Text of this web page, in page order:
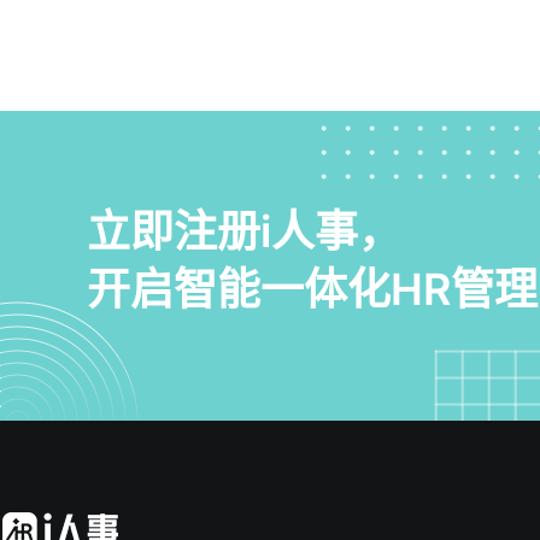
与指标权重分配
效规避这些问题
和扩展性。基
统数据+多维度
60%以上，同时
作易导致版本
版本管理功能，
按小时颗粒度用
盘"功能，允许
数。某物流企业
发区，通过调整
用"规则预设+弹
常工时预警等
踪功能以制造企
支持能力。i人
店考勤数据核对
发展趋势与建议
工模式、考勤规
立即注册i人事，
开启智能一体化HR管理